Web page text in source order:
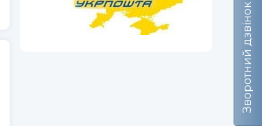
Зворотний дзвінок